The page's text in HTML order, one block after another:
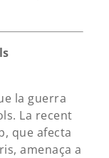
la guerra
La recent
que afecta
amenaça a